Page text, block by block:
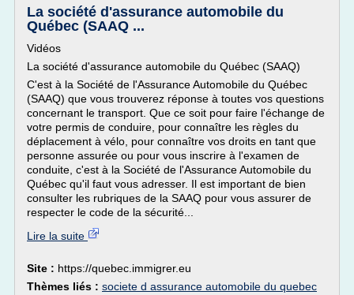
La société d'assurance automobile du
Québec (SAAQ ...
Vidéos
La société d'assurance automobile du Québec (SAAQ)
C'est à la Société de l'Assurance Automobile du Québec
(SAAQ) que vous trouverez réponse à toutes vos questions
concernant le transport. Que ce soit pour faire l'échange de
votre permis de conduire, pour connaître les règles du
déplacement à vélo, pour connaître vos droits en tant que
personne assurée ou pour vous inscrire à l'examen de
conduite, c'est à la Société de l'Assurance Automobile du
Québec qu'il faut vous adresser. Il est important de bien
consulter les rubriques de la SAAQ pour vous assurer de
respecter le code de la sécurité...
Lire la suite
Site : https://quebec.immigrer.eu
Thèmes liés : societe d assurance automobile du quebec